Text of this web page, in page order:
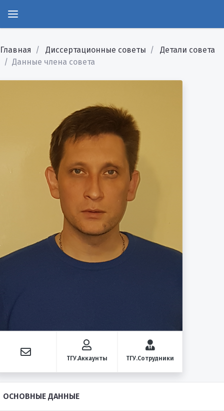
Главная Диссертационные советы
Детали совета
Данные члена совета
ТГУ.Аккаунты ТГУ.Сотрудники
ОСНОВНЫЕ ДАННЫЕ